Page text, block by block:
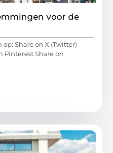
voor de
Share on X (Twitter)
Pinterest Share on